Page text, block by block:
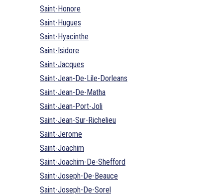
Saint-Honore
Saint-Hugues
Saint-Hyacinthe
Saint-Isidore
Saint-Jacques
Saint-Jean-De-Lile-Dorleans
Saint-Jean-De-Matha
Saint-Jean-Port-Joli
Saint-Jean-Sur-Richelieu
Saint-Jerome
Saint-Joachim
Saint-Joachim-De-Shefford
Saint-Joseph-De-Beauce
Saint-Joseph-De-Sorel